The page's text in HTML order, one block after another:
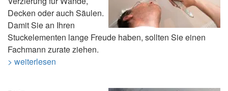
Decken oder auch Säulen.
Damit Sie an Ihren
Stuckelementen lange Freude haben, sollten Sie einen
Fachmann zurate ziehen.
> weiterlesen